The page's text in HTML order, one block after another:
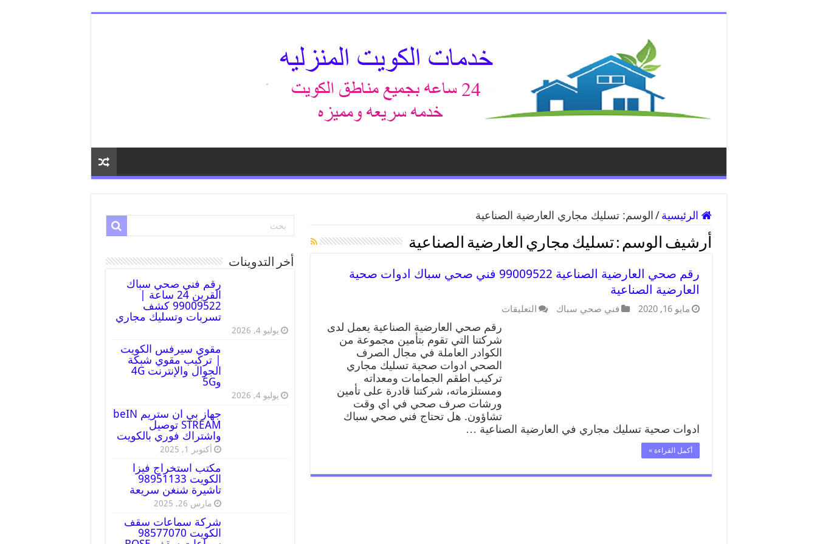
الرئيسية / الوسم:تسليك مجاري العارضية الصناعية
أرشيف الوسم :تسليك مجاري العارضية الصناعية
رقم صحي العارضية الصناعية 99009522 فني صحي سباك ادوات صحية
العارضية الصناعية
مايو 16, 2020 فني صحي سباك التعليقات
رقم صحي العارضية الصناعية يعمل لدى
شركتنا التي تقوم بتأمين مجموعة من
الكوادر العاملة في مجال الصرف
الصحي ادوات صحية تسليك مجاري
تركيب اطقم الجمامات ومعداته
ومستلزماته، شركتنا قادرة على تأمين
ورشات صرف صحي في اي وقت
تشاؤون. هل تحتاج فني صحي سباك
ادوات صحية تسليك مجاري في العارضية الصناعية …
أكمل القراءة »
أخر التدوينات
رقم فني صحي سباك
القرين 24 ساعة |
99009522 كشف
تسربات وتسليك مجاري
يوليو 4, 2026
مقوي سيرفس الكويت
| تركيب مقوي شبكة
الجوال والإنترنت 4G
و5G
يوليو 4, 2026
جهاز بي ان ستريم beIN
STREAM توصيل
واشتراك فوري بالكويت
أكتوبر 1, 2025
مكتب استخراج فيزا
الكويت 98951133
تاشيرة شنغن سريعة
مارس 26, 2025
شركة سماعات سقف
الكويت 98577070